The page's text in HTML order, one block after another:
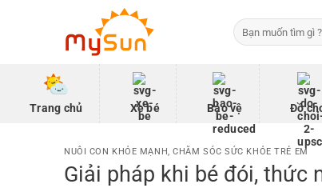
Tìm
kiếm:
Trang chủ Xe bé Bảo vệ Đồ
NUÔI CON KHỎE MẠNH,CHĂM SÓC SỨC KHỎE TRẺ EM
Giải pháp khi bé đói, thức